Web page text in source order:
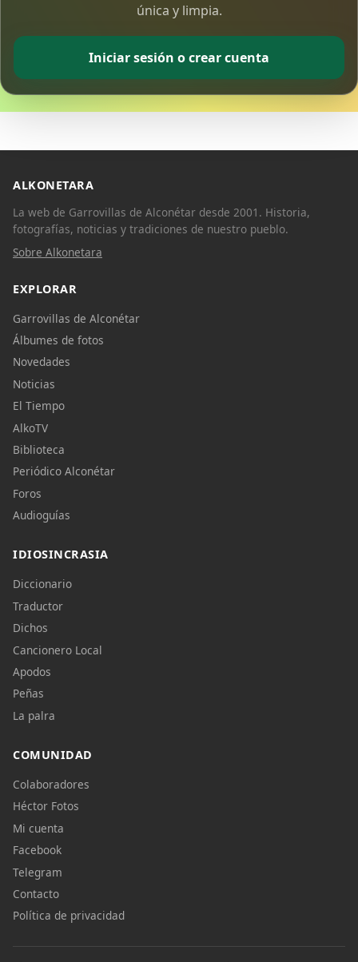
única y limpia.
Iniciar sesión o crear cuenta
ALKONETARA
La web de Garrovillas de Alconétar desde 2001. Historia,
fotografías, noticias y tradiciones de nuestro pueblo.
Sobre Alkonetara
EXPLORAR
Garrovillas de Alconétar
Álbumes de fotos
Novedades
Noticias
El Tiempo
AlkoTV
Biblioteca
Periódico Alconétar
Foros
Audioguías
IDIOSINCRASIA
Diccionario
Traductor
Dichos
Cancionero Local
Apodos
Peñas
La palra
COMUNIDAD
Colaboradores
Héctor Fotos
Mi cuenta
Facebook
Telegram
Contacto
Política de privacidad